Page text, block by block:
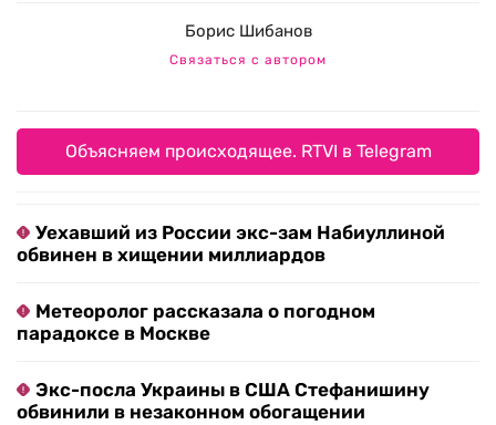
Борис Шибанов
Связаться с автором
Объясняем происходящее. RTVI в Telegram
Уехавший из России экс-зам Набиуллиной
обвинен в хищении миллиардов
Метеоролог рассказала о погодном
парадоксе в Москве
Экс-посла Украины в США Стефанишину
обвинили в незаконном обогащении